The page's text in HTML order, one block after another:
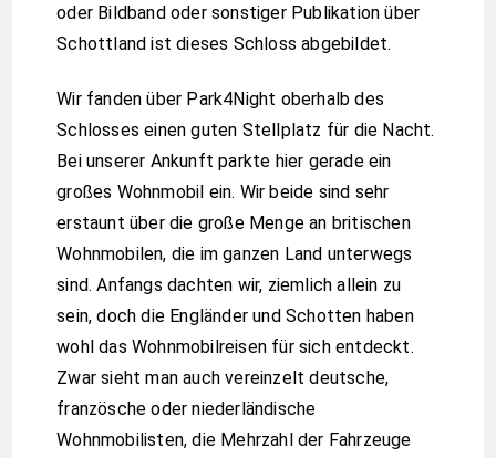
oder Bildband oder sonstiger Publikation über
Schottland ist dieses Schloss abgebildet.
Wir fanden über Park4Night oberhalb des
Schlosses einen guten Stellplatz für die Nacht.
Bei unserer Ankunft parkte hier gerade ein
großes Wohnmobil ein. Wir beide sind sehr
erstaunt über die große Menge an britischen
Wohnmobilen, die im ganzen Land unterwegs
sind. Anfangs dachten wir, ziemlich allein zu
sein, doch die Engländer und Schotten haben
wohl das Wohnmobilreisen für sich entdeckt.
Zwar sieht man auch vereinzelt deutsche,
französche oder niederländische
Wohnmobilisten, die Mehrzahl der Fahrzeuge